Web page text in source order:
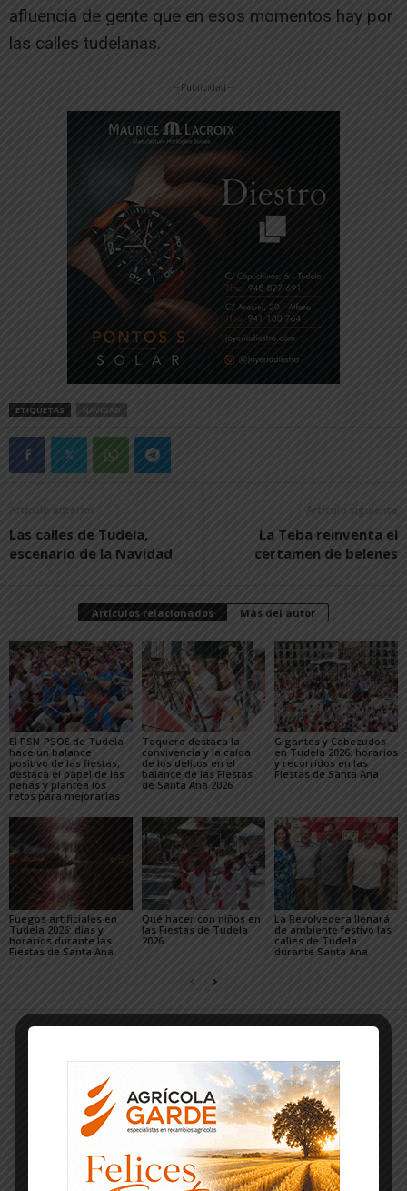
afluencia de gente que en esos momentos hay por
las calles tudelanas.
-- Publicidad --
ETIQUETAS NAVIDAD
Artículo anterior
Las calles de Tudela,
escenario de la Navidad
Artículo siguiente
La Teba reinventa el
certamen de belenes
Artículos relacionados Más del autor
El PSN-PSOE de Tudela
hace un balance
positivo de las fiestas,
destaca el papel de las
peñas y plantea los
retos para mejorarlas
Toquero destaca la
convivencia y la caída
de los delitos en el
balance de las Fiestas
de Santa Ana 2026
Gigantes y Cabezudos
en Tudela 2026: horarios
y recorridos en las
Fiestas de Santa Ana
Fuegos artificiales en
Tudela 2026: días y
horarios durante las
Fiestas de Santa Ana
Qué hacer con niños en
las Fiestas de Tudela
2026
La Revolvedera llenará
de ambiente festivo las
calles de Tudela
durante Santa Ana